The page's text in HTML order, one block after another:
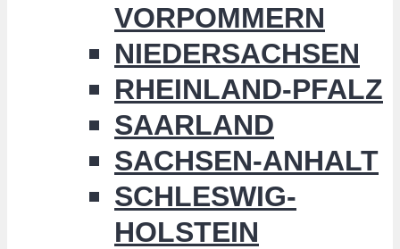
VORPOMMERN
NIEDERSACHSEN
RHEINLAND-PFALZ
SAARLAND
SACHSEN-ANHALT
SCHLESWIG-
HOLSTEIN